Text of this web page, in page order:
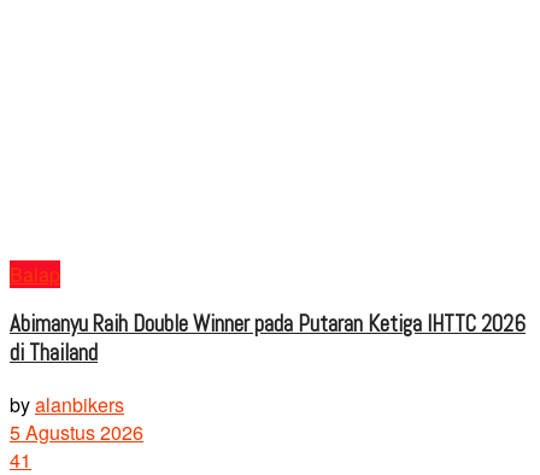
Balap
Abimanyu Raih Double Winner pada Putaran Ketiga IHTTC 2026
di Thailand
byalanbikers
5 Agustus 2026
41